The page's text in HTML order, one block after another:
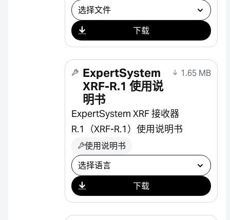
选择下载
下载
ExpertSystem
XRF-R.1 使用说
明书
1.65 MB
ExpertSystem XRF 接收器
R.1（XRF-R.1）使用说明书
使用说明书
选择下载
下载